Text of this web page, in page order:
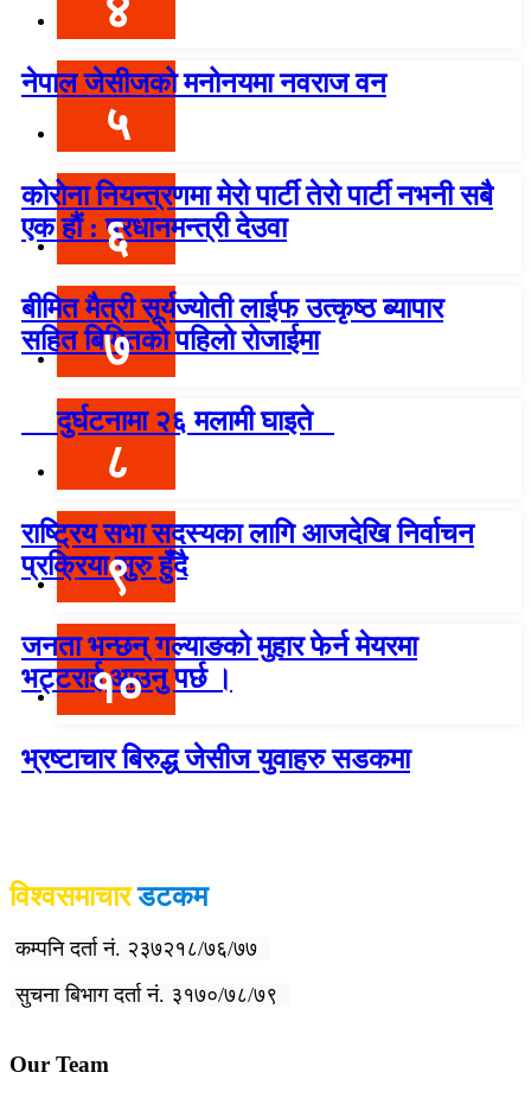
४
नेपाल जेसीजको मनोनयमा नवराज वन
५
कोरोना नियन्त्रणमा मेरो पार्टी तेरो पार्टी नभनी सबै
एक हौं : प्रधानमन्त्री देउवा
६
बीमित मैत्री सूर्यज्योती लाईफ उत्कृष्ठ ब्यापार
सहित बिमितको पहिलो रोजाईमा
७
दुर्घटनामा २६ मलामी घाइते
८
राष्ट्रिय सभा सदस्यका लागि आजदेखि निर्वाचन
प्रक्रिया सुरु हुँदै
९
जनता भन्छन् गल्याङको मुहार फेर्न मेयरमा
भट्टराई आउनु पर्छ ।
१०
भ्रष्टाचार बिरुद्ध जेसीज युवाहरु सडकमा
विश्वसमाचारडटकम
कम्पनि दर्ता नं. २३७२१८/७६/७७
सुचना बिभाग दर्ता नं. ३१७०/७८/७९
Our Team